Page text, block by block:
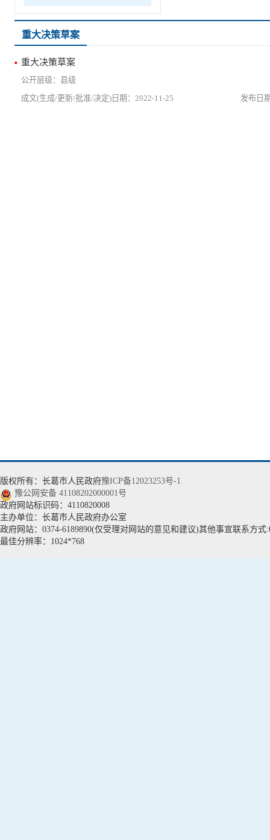
重大决策草案
重大决策草案
县级
2022-11-25
版权所有：长葛市人民政府豫ICP备12023253号-1
豫公网安备 41108202000001号
政府网站标识码：4110820008
主办单位：长葛市人民政府办公室
政府网站：0374-6189890(仅受理对网站的意见和建议)其他事宣联系方式
最佳分辨率：1024*768